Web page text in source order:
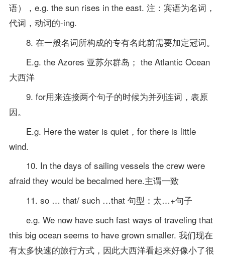
语），e.g. the sun rises in the east. 注：宾语为名词，
代词，动词的-ing.
8. 在一般名词所构成的专有名此前需要加定冠词。
E.g. the Azores 亚苏尔群岛； the Atlantic Ocean
大西洋
9. for用来连接两个句子的时候为并列连词，表原
因。
E.g. Here the water is quiet，for there is little
wind.
10. In the days of sailing vessels the crew were
afraid they would be becalmed here.主谓一致
11. so … that/ such …that 句型：太…+句子
e.g. We now have such fast ways of traveling that
this big ocean seems to have grown smaller. 我们现在
有太多快速的旅行方式，因此大西洋看起来好像小了很